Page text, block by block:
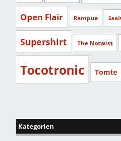
Open Flair Rampue
Supershirt The Notwist
Tocotronic Tomte
Kategorien